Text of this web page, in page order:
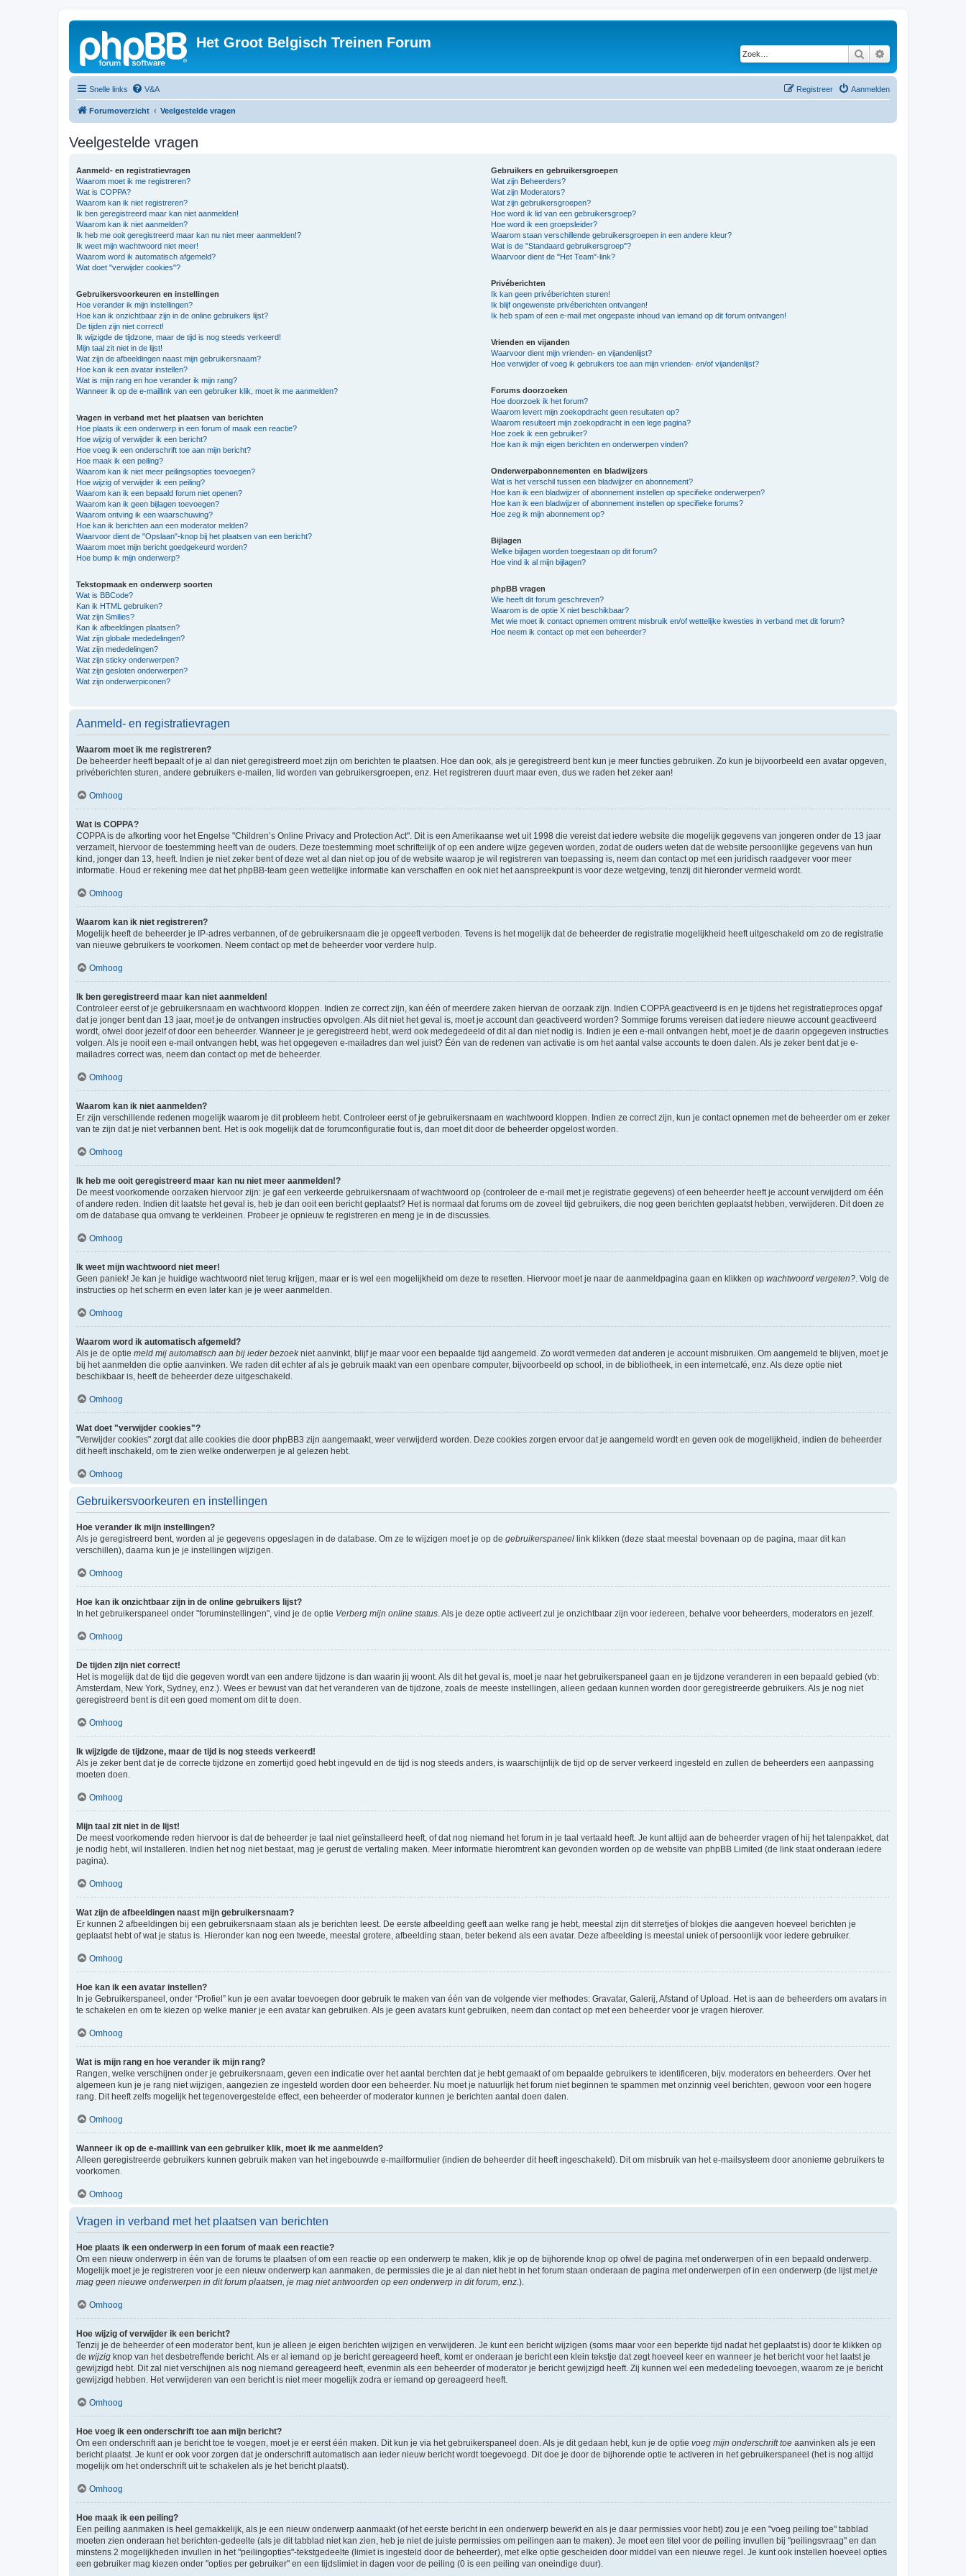
Het Groot Belgisch Treinen Forum
Zoek
Snelle links V&A Aanmelden
Registreer
Forumoverzicht Veelgestelde vragen
Veelgestelde vragen
Aanmeld- en registratievragen
Waarom moet ik me registreren?
Wat is COPPA?
Waarom kan ik niet registreren?
Ik ben geregistreerd maar kan niet aanmelden!
Waarom kan ik niet aanmelden?
Ik heb me ooit geregistreerd maar kan nu niet meer aanmelden!?
Ik weet mijn wachtwoord niet meer!
Waarom word ik automatisch afgemeld?
Wat doet "verwijder cookies"?
Gebruikersvoorkeuren en instellingen
Hoe verander ik mijn instellingen?
Hoe kan ik onzichtbaar zijn in de online gebruikers lijst?
De tijden zijn niet correct!
Ik wijzigde de tijdzone, maar de tijd is nog steeds verkeerd!
Mijn taal zit niet in de lijst!
Wat zijn de afbeeldingen naast mijn gebruikersnaam?
Hoe kan ik een avatar instellen?
Wat is mijn rang en hoe verander ik mijn rang?
Wanneer ik op de e-maillink van een gebruiker klik, moet ik me aanmelden?
Vragen in verband met het plaatsen van berichten
Hoe plaats ik een onderwerp in een forum of maak een reactie?
Hoe wijzig of verwijder ik een bericht?
Hoe voeg ik een onderschrift toe aan mijn bericht?
Hoe maak ik een peiling?
Waarom kan ik niet meer peilingsopties toevoegen?
Hoe wijzig of verwijder ik een peiling?
Waarom kan ik een bepaald forum niet openen?
Waarom kan ik geen bijlagen toevoegen?
Waarom ontving ik een waarschuwing?
Hoe kan ik berichten aan een moderator melden?
Waarvoor dient de "Opslaan"-knop bij het plaatsen van een bericht?
Waarom moet mijn bericht goedgekeurd worden?
Hoe bump ik mijn onderwerp?
Tekstopmaak en onderwerp soorten
Wat is BBCode?
Kan ik HTML gebruiken?
Wat zijn Smilies?
Kan ik afbeeldingen plaatsen?
Wat zijn globale mededelingen?
Wat zijn mededelingen?
Wat zijn sticky onderwerpen?
Wat zijn gesloten onderwerpen?
Wat zijn onderwerpiconen?
Gebruikers en gebruikersgroepen
Wat zijn Beheerders?
Wat zijn Moderators?
Wat zijn gebruikersgroepen?
Hoe word ik lid van een gebruikersgroep?
Hoe word ik een groepsleider?
Waarom staan verschillende gebruikersgroepen in een andere kleur?
Wat is de "Standaard gebruikersgroep"?
Waarvoor dient de "Het Team"-link?
Privéberichten
Ik kan geen privéberichten sturen!
Ik blijf ongewenste privéberichten ontvangen!
Ik heb spam of een e-mail met ongepaste inhoud van iemand op dit forum ontvangen!
Vrienden en vijanden
Waarvoor dient mijn vrienden- en vijandenlijst?
Hoe verwijder of voeg ik gebruikers toe aan mijn vrienden- en/of vijandenlijst?
Forums doorzoeken
Hoe doorzoek ik het forum?
Waarom levert mijn zoekopdracht geen resultaten op?
Waarom resulteert mijn zoekopdracht in een lege pagina?
Hoe zoek ik een gebruiker?
Hoe kan ik mijn eigen berichten en onderwerpen vinden?
Onderwerpabonnementen en bladwijzers
Wat is het verschil tussen een bladwijzer en abonnement?
Hoe kan ik een bladwijzer of abonnement instellen op specifieke onderwerpen?
Hoe kan ik een bladwijzer of abonnement instellen op specifieke forums?
Hoe zeg ik mijn abonnement op?
Bijlagen
Welke bijlagen worden toegestaan op dit forum?
Hoe vind ik al mijn bijlagen?
phpBB vragen
Wie heeft dit forum geschreven?
Waarom is de optie X niet beschikbaar?
Met wie moet ik contact opnemen omtrent misbruik en/of wettelijke kwesties in verband met dit forum?
Hoe neem ik contact op met een beheerder?
Aanmeld- en registratievragen
Waarom moet ik me registreren?
De beheerder heeft bepaalt of je al dan niet geregistreerd moet zijn om berichten te plaatsen. Hoe dan ook, als je geregistreerd bent kun je meer functies gebruiken. Zo kun je bijvoorbeeld een avatar opgeven,
privéberichten sturen, andere gebruikers e-mailen, lid worden van gebruikersgroepen, enz. Het registreren duurt maar even, dus we raden het zeker aan!
Omhoog
Wat is COPPA?
COPPA is de afkorting voor het Engelse "Children’s Online Privacy and Protection Act". Dit is een Amerikaanse wet uit 1998 die vereist dat iedere website die mogelijk gegevens van jongeren onder de 13 jaar
verzamelt, hiervoor de toestemming heeft van de ouders. Deze toestemming moet schriftelijk of op een andere wijze gegeven worden, zodat de ouders weten dat de website persoonlijke gegevens van hun
kind, jonger dan 13, heeft. Indien je niet zeker bent of deze wet al dan niet op jou of de website waarop je wil registreren van toepassing is, neem dan contact op met een juridisch raadgever voor meer
informatie. Houd er rekening mee dat het phpBB-team geen wettelijke informatie kan verschaffen en ook niet het aanspreekpunt is voor deze wetgeving, tenzij dit hieronder vermeld wordt.
Omhoog
Waarom kan ik niet registreren?
Mogelijk heeft de beheerder je IP-adres verbannen, of de gebruikersnaam die je opgeeft verboden. Tevens is het mogelijk dat de beheerder de registratie mogelijkheid heeft uitgeschakeld om zo de registratie
van nieuwe gebruikers te voorkomen. Neem contact op met de beheerder voor verdere hulp.
Omhoog
Ik ben geregistreerd maar kan niet aanmelden!
Controleer eerst of je gebruikersnaam en wachtwoord kloppen. Indien ze correct zijn, kan één of meerdere zaken hiervan de oorzaak zijn. Indien COPPA geactiveerd is en je tijdens het registratieproces opgaf
dat je jonger bent dan 13 jaar, moet je de ontvangen instructies opvolgen. Als dit niet het geval is, moet je account dan geactiveerd worden? Sommige forums vereisen dat iedere nieuwe account geactiveerd
wordt, ofwel door jezelf of door een beheerder. Wanneer je je geregistreerd hebt, werd ook medegedeeld of dit al dan niet nodig is. Indien je een e-mail ontvangen hebt, moet je de daarin opgegeven instructies
volgen. Als je nooit een e-mail ontvangen hebt, was het opgegeven e-mailadres dan wel juist? Één van de redenen van activatie is om het aantal valse accounts te doen dalen. Als je zeker bent dat je e-
mailadres correct was, neem dan contact op met de beheerder.
Omhoog
Waarom kan ik niet aanmelden?
Er zijn verschillende redenen mogelijk waarom je dit probleem hebt. Controleer eerst of je gebruikersnaam en wachtwoord kloppen. Indien ze correct zijn, kun je contact opnemen met de beheerder om er zeker
van te zijn dat je niet verbannen bent. Het is ook mogelijk dat de forumconfiguratie fout is, dan moet dit door de beheerder opgelost worden.
Omhoog
Ik heb me ooit geregistreerd maar kan nu niet meer aanmelden!?
De meest voorkomende oorzaken hiervoor zijn: je gaf een verkeerde gebruikersnaam of wachtwoord op (controleer de e-mail met je registratie gegevens) of een beheerder heeft je account verwijderd om één
of andere reden. Indien dit laatste het geval is, heb je dan ooit een bericht geplaatst? Het is normaal dat forums om de zoveel tijd gebruikers, die nog geen berichten geplaatst hebben, verwijderen. Dit doen ze
om de database qua omvang te verkleinen. Probeer je opnieuw te registreren en meng je in de discussies.
Omhoog
Ik weet mijn wachtwoord niet meer!
Geen paniek! Je kan je huidige wachtwoord niet terug krijgen, maar er is wel een mogelijkheid om deze te resetten. Hiervoor moet je naar de aanmeldpagina gaan en klikken op wachtwoord vergeten?. Volg de
instructies op het scherm en even later kan je je weer aanmelden.
Omhoog
Waarom word ik automatisch afgemeld?
Als je de optie meld mij automatisch aan bij ieder bezoekniet aanvinkt, blijf je maar voor een bepaalde tijd aangemeld. Zo wordt vermeden dat anderen je account misbruiken. Om aangemeld te blijven, moet je
bij het aanmelden die optie aanvinken. We raden dit echter af als je gebruik maakt van een openbare computer, bijvoorbeeld op school, in de bibliotheek, in een internetcafé, enz. Als deze optie niet
beschikbaar is, heeft de beheerder deze uitgeschakeld.
Omhoog
Wat doet "verwijder cookies"?
"Verwijder cookies" zorgt dat alle cookies die door phpBB3 zijn aangemaakt, weer verwijderd worden. Deze cookies zorgen ervoor dat je aangemeld wordt en geven ook de mogelijkheid, indien de beheerder
dit heeft inschakeld, om te zien welke onderwerpen je al gelezen hebt.
Omhoog
Gebruikersvoorkeuren en instellingen
Hoe verander ik mijn instellingen?
Als je geregistreerd bent, worden al je gegevens opgeslagen in de database. Om ze te wijzigen moet je op de gebruikerspaneel link klikken (deze staat meestal bovenaan op de pagina, maar dit kan
verschillen), daarna kun je je instellingen wijzigen.
Omhoog
Hoe kan ik onzichtbaar zijn in de online gebruikers lijst?
In het gebruikerspaneel onder "foruminstellingen", vind je de optie Verberg mijn online status. Als je deze optie activeert zul je onzichtbaar zijn voor iedereen, behalve voor beheerders, moderators en jezelf.
Omhoog
De tijden zijn niet correct!
Het is mogelijk dat de tijd die gegeven wordt van een andere tijdzone is dan waarin jij woont. Als dit het geval is, moet je naar het gebruikerspaneel gaan en je tijdzone veranderen in een bepaald gebied (vb:
Amsterdam, New York, Sydney, enz.). Wees er bewust van dat het veranderen van de tijdzone, zoals de meeste instellingen, alleen gedaan kunnen worden door geregistreerde gebruikers. Als je nog niet
geregistreerd bent is dit een goed moment om dit te doen.
Omhoog
Ik wijzigde de tijdzone, maar de tijd is nog steeds verkeerd!
Als je zeker bent dat je de correcte tijdzone en zomertijd goed hebt ingevuld en de tijd is nog steeds anders, is waarschijnlijk de tijd op de server verkeerd ingesteld en zullen de beheerders een aanpassing
moeten doen.
Omhoog
Mijn taal zit niet in de lijst!
De meest voorkomende reden hiervoor is dat de beheerder je taal niet geïnstalleerd heeft, of dat nog niemand het forum in je taal vertaald heeft. Je kunt altijd aan de beheerder vragen of hij het talenpakket, dat
je nodig hebt, wil installeren. Indien het nog niet bestaat, mag je gerust de vertaling maken. Meer informatie hieromtrent kan gevonden worden op de website van phpBB Limited (de link staat onderaan iedere
pagina).
Omhoog
Wat zijn de afbeeldingen naast mijn gebruikersnaam?
Er kunnen 2 afbeeldingen bij een gebruikersnaam staan als je berichten leest. De eerste afbeelding geeft aan welke rang je hebt, meestal zijn dit sterretjes of blokjes die aangeven hoeveel berichten je
geplaatst hebt of wat je status is. Hieronder kan nog een tweede, meestal grotere, afbeelding staan, beter bekend als een avatar. Deze afbeelding is meestal uniek of persoonlijk voor iedere gebruiker.
Omhoog
Hoe kan ik een avatar instellen?
In je Gebruikerspaneel, onder “Profiel” kun je een avatar toevoegen door gebruik te maken van één van de volgende vier methodes: Gravatar, Galerij, Afstand of Upload. Het is aan de beheerders om avatars in
te schakelen en om te kiezen op welke manier je een avatar kan gebruiken. Als je geen avatars kunt gebruiken, neem dan contact op met een beheerder voor je vragen hierover.
Omhoog
Wat is mijn rang en hoe verander ik mijn rang?
Rangen, welke verschijnen onder je gebruikersnaam, geven een indicatie over het aantal berchten dat je hebt gemaakt of om bepaalde gebruikers te identificeren, bijv. moderators en beheerders. Over het
algemeen kun je je rang niet wijzigen, aangezien ze ingesteld worden door een beheerder. Nu moet je natuurlijk het forum niet beginnen te spammen met onzinnig veel berichten, gewoon voor een hogere
rang. Dit heeft zelfs mogelijk het tegenovergestelde effect, een beheerder of moderator kunnen je berichten aantal doen dalen.
Omhoog
Wanneer ik op de e-maillink van een gebruiker klik, moet ik me aanmelden?
Alleen geregistreerde gebruikers kunnen gebruik maken van het ingebouwde e-mailformulier (indien de beheerder dit heeft ingeschakeld). Dit om misbruik van het e-mailsysteem door anonieme gebruikers te
voorkomen.
Omhoog
Vragen in verband met het plaatsen van berichten
Hoe plaats ik een onderwerp in een forum of maak een reactie?
Om een nieuw onderwerp in één van de forums te plaatsen of om een reactie op een onderwerp te maken, klik je op de bijhorende knop op ofwel de pagina met onderwerpen of in een bepaald onderwerp.
Mogelijk moet je je registreren voor je een nieuw onderwerp kan aanmaken, de permissies die je al dan niet hebt in het forum staan onderaan de pagina met onderwerpen of in een onderwerp (de lijst metje
mag geen nieuwe onderwerpen in dit forum plaatsen, je mag niet antwoorden op een onderwerp in dit forum, enz.).
Omhoog
Hoe wijzig of verwijder ik een bericht?
Tenzij je de beheerder of een moderator bent, kun je alleen je eigen berichten wijzigen en verwijderen. Je kunt een bericht wijzigen (soms maar voor een beperkte tijd nadat het geplaatst is) door te klikken op
de wijzig knop van het desbetreffende bericht. Als er al iemand op je bericht gereageerd heeft, komt er onderaan je bericht een klein tekstje dat zegt hoeveel keer en wanneer je het bericht voor het laatst je
gewijzigd hebt. Dit zal niet verschijnen als nog niemand gereageerd heeft, evenmin als een beheerder of moderator je bericht gewijzigd heeft. Zij kunnen wel een mededeling toevoegen, waarom ze je bericht
gewijzigd hebben. Het verwijderen van een bericht is niet meer mogelijk zodra er iemand op gereageerd heeft.
Omhoog
Hoe voeg ik een onderschrift toe aan mijn bericht?
Om een onderschrift aan je bericht toe te voegen, moet je er eerst één maken. Dit kun je via het gebruikerspaneel doen. Als je dit gedaan hebt, kun je de optie voeg mijn onderschrift toe aanvinken als je een
bericht plaatst. Je kunt er ook voor zorgen dat je onderschrift automatisch aan ieder nieuw bericht wordt toegevoegd. Dit doe je door de bijhorende optie te activeren in het gebruikerspaneel (het is nog altijd
mogelijk om het onderschrift uit te schakelen als je het bericht plaatst).
Omhoog
Hoe maak ik een peiling?
Een peiling aanmaken is heel gemakkelijk, als je een nieuw onderwerp aanmaakt (of het eerste bericht in een onderwerp bewerkt en als je daar permissies voor hebt) zou je een "voeg peiling toe" tabblad
moeten zien onderaan het berichten-gedeelte (als je dit tabblad niet kan zien, heb je niet de juiste permissies om peilingen aan te maken). Je moet een titel voor de peiling invullen bij "peilingsvraag" en dan
minstens 2 mogelijkheden invullen in het "peilingopties"-tekstgedeelte (limiet is ingesteld door de beheerder), met elke optie gescheiden door middel van een nieuwe regel. Je kunt ook instellen hoeveel opties
een gebruiker mag kiezen onder "opties per gebruiker" en een tijdslimiet in dagen voor de peiling (0 is een peiling van oneindige duur).